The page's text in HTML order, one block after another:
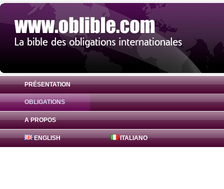
PRÉSENTATION
OBLIGATIONS
A PROPOS
ENGLISH ITALIANO
Obligation Freddie Mac Bonds 1.2% (